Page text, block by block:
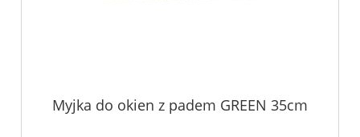
Myjka do okien z padem GREEN 35cm